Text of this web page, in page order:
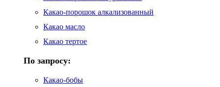
Какао-порошок алкализованный
Какао масло
Какао тертое
По запросу:
Какао-бобы